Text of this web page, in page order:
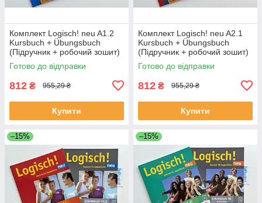
Комплект Logisch! neu A1.2
Kursbuch + Übungsbuch
(Підручник + робочий зошит)
Готово до відправки
812 ₴ 955,29 ₴
Купити
Комплект Logisch! neu A2.1
Kursbuch + Übungsbuch
(Підручник + робочий зошит)
Готово до відправки
812 ₴ 955,29 ₴
Купити
–15% –15%